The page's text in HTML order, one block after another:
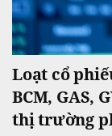
Loạt cổ
BCM, GAS,
thị trường